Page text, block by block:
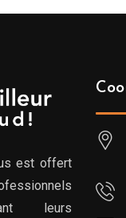
est offert
leurs